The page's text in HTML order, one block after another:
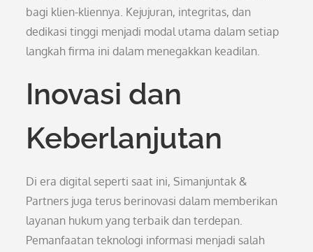
bagi klien-kliennya. Kejujuran, integritas, dan
dedikasi tinggi menjadi modal utama dalam setiap
langkah firma ini dalam menegakkan keadilan.
Inovasi dan
Keberlanjutan
Di era digital seperti saat ini, Simanjuntak &
Partners juga terus berinovasi dalam memberikan
layanan hukum yang terbaik dan terdepan.
Pemanfaatan teknologi informasi menjadi salah